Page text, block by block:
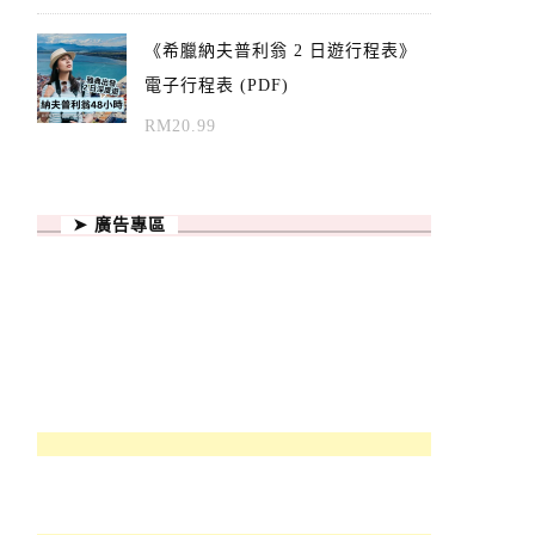
《希臘納夫普利翁 2 日遊行程表》
電子行程表 (PDF)
RM20.99
➤ 廣告專區